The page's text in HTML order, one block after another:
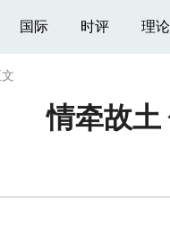
国际 时评 理论
文
情牵故土